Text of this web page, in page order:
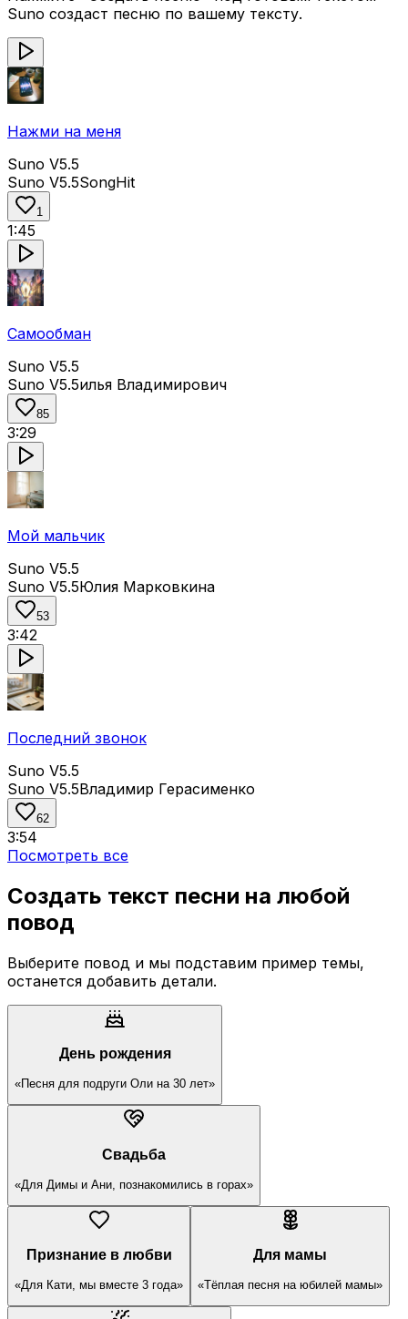
Suno создаст песню по вашему тексту.
Нажми на меня
Suno V5.5
Suno V5.5SongHit
1
1:45
Самообман
Suno V5.5
Suno V5.5илья Владимирович
85
3:29
Мой мальчик
Suno V5.5
Suno V5.5Юлия Марковкина
53
3:42
Последний звонок
Suno V5.5
Suno V5.5Владимир Герасименко
62
3:54
Посмотреть все
Создать текст песни на любой
повод
Выберите повод и мы подставим пример темы,
останется добавить детали.
День рождения
«Песня для подруги Оли на 30 лет»
Свадьба
«Для Димы и Ани, познакомились в горах»
Признание в любви
«Для Кати, мы вместе 3 года»
Для мамы
«Тёплая песня на юбилей мамы»